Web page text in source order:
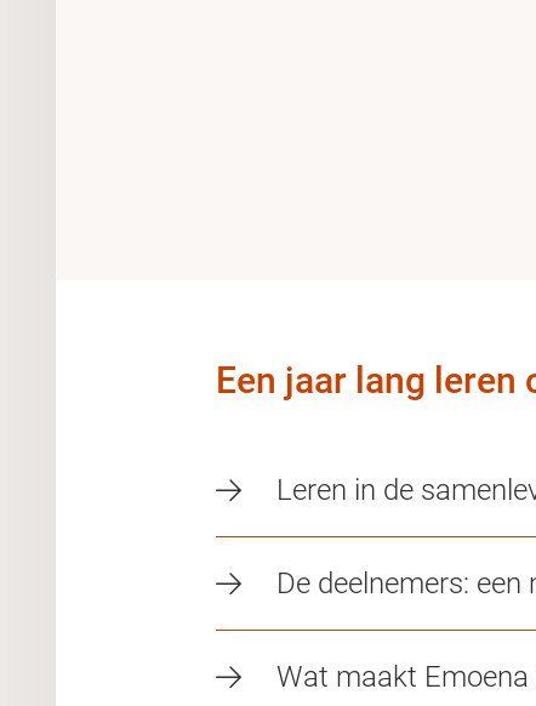
Een jaar lang
Leren in de
De deelnemers:
Wat maakt Emoena